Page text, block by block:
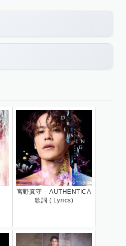
宮野真守 – AUTHENTICA
歌詞 ( Lyrics)